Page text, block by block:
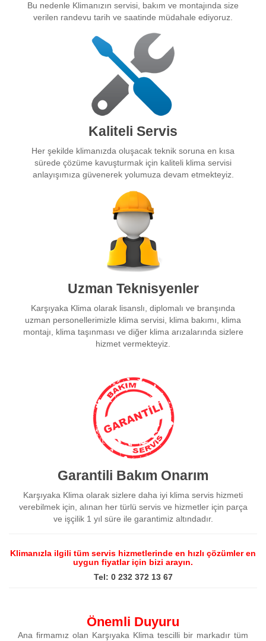
Bu nedenle Klimanızın servisi, bakım ve montajında size
verilen randevu tarih ve saatinde müdahale ediyoruz.
Kaliteli Servis
Her şekilde klimanızda oluşacak teknik soruna en kısa
sürede çözüme kavuşturmak için kaliteli klima servisi
anlayışımıza güvenerek yolumuza devam etmekteyiz.
Uzman Teknisyenler
Karşıyaka Klima olarak lisanslı, diplomalı ve branşında
uzman personellerimizle klima servisi, klima bakımı, klima
montajı, klima taşınması ve diğer klima arızalarında sizlere
hizmet vermekteyiz.
Garantili Bakım Onarım
Karşıyaka Klima olarak sizlere daha iyi klima servis hizmeti
verebilmek için, alınan her türlü servis ve hizmetler için parça
ve işçilik 1 yıl süre ile garantimiz altındadır.
Klimanızla ilgili tüm servis hizmetlerinde en hızlı çözümler en
uygun fiyatlar için bizi arayın.
Tel: 0 232 372 13 67
Önemli Duyuru
Ana firmamız olan Karşıyaka Klima tescilli bir markadır tüm